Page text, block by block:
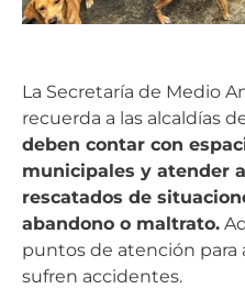
La Secretaría de Medio
recuerda a las alcaldías
deben contar con
municipales y atender
rescatados de
abandono o maltrato.
puntos de atención para
sufren accidentes.